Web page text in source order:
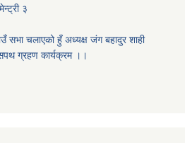
३
सभा चलाएको हुँ अध्यक्ष जंग बहादुर शाही
सपथ ग्रहण कार्यक्रम ।।